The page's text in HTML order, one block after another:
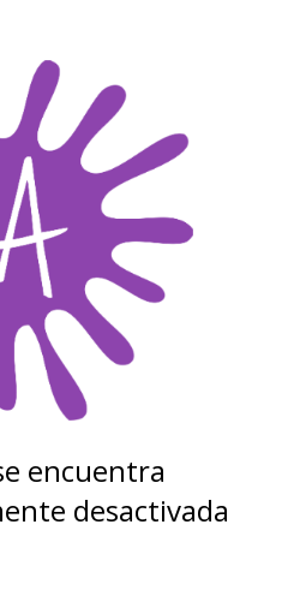
encuentra
desactivada